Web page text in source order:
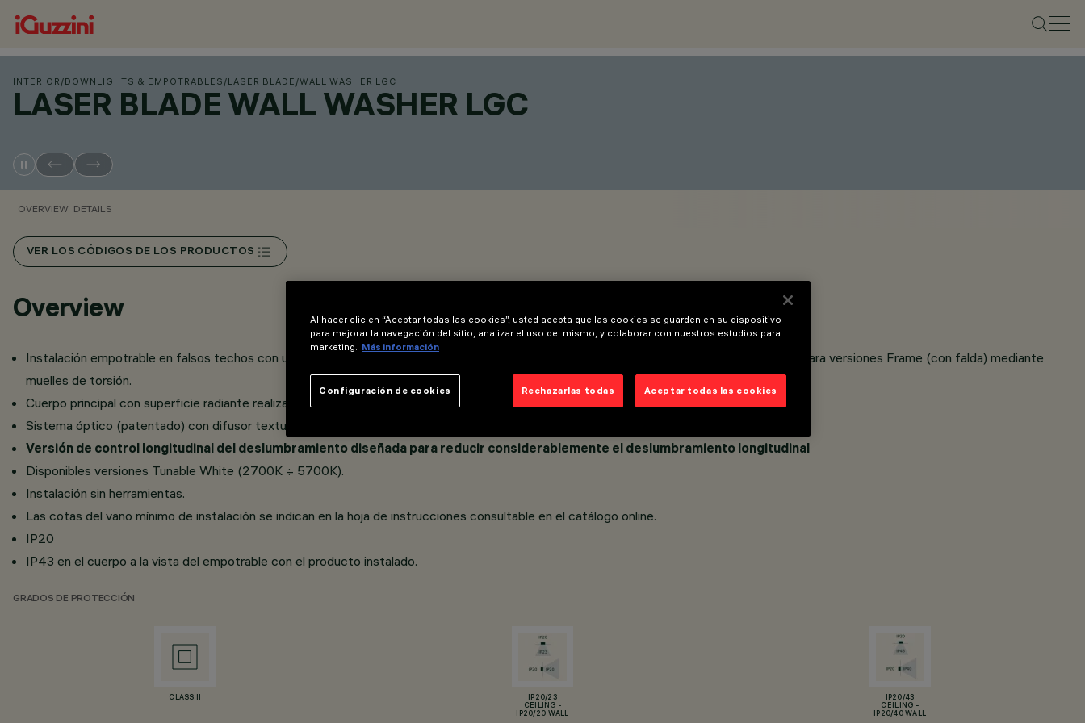
INTERIOR /DOWNLIGHTS & EMPOTRABLES /LASER BLADE /WALL WASHER LGC
LASER BLADE WALL WASHER LGC
OVERVIEW DETAILS
VER LOS CÓDIGOS DE LOS PRODUCTOS
Overview
Instalación empotrable en falsos techos con un grosor de 12,5 - 15 - 20 mm para versiones Minimal (sin falda perimetral) o de 1 a 25 mm para versiones Frame (con falda) mediante
muelles de torsión.
Cuerpo principal con superficie radiante realizado en aluminio fundido a presión.
Sistema óptico (patentado) con difusor texturizado milrayas, especializado para obtener una eficaz distribución Wall Washer en la pared.
Versión de control longitudinal del deslumbramiento diseñada para reducir considerablemente el deslumbramiento longitudinal
Disponibles versiones Tunable White (2700K ÷ 5700K).
Instalación sin herramientas.
Las cotas del vano mínimo de instalación se indican en la hoja de instrucciones consultable en el catálogo online.
IP20
IP43 en el cuerpo a la vista del empotrable con el producto instalado.
GRADOS DE PROTECCIÓN
CLASS II
IP20/23
CEILING -
IP20/20 WALL
IP20/43
CEILING -
IP20/40 WALL
Al hacer clic en “Aceptar todas las cookies”, usted acepta que las cookies se guarden en su dispositivo
para mejorar la navegación del sitio, analizar el uso del mismo, y colaborar con nuestros estudios para
marketing.
Más información
Rechazarlas todas Aceptar todas las cookies
Configuración de cookies